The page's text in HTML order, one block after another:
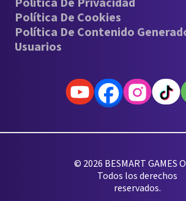
Política De Cookies
Política De Contenido
Usuarios
© 2026 BESMART GAMES
Todos los derechos
reservados.